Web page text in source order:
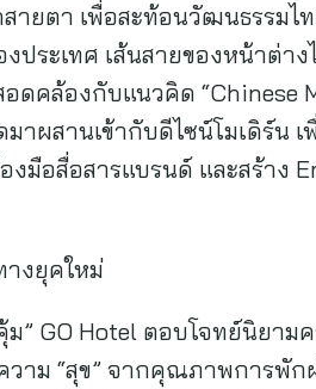
ายตา เพื่อสะท้อนวัฒนธรรม
ระเทศ เส้นสายของหน้าต่า
ดคล้องกับแนวคิด “Chinese
ผสานเข้ากับดีไซน์โมเดิร์น
งมือสื่อสารแบรนด์ และสร้าง
างยุคใหม่
” GO Hotel ตอบโจทย์นิยา
าม “สุข” จากคุณภาพการพัก